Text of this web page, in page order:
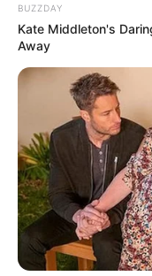
BUZZDAY
Kate Middleton's
Away